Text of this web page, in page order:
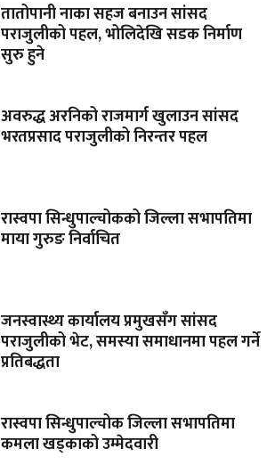
तातोपानी नाका सहज बनाउन सांसद
पराजुलीको पहल, भोलिदेखि सडक निर्माण
सुरु हुने
अवरुद्ध अरनिको राजमार्ग खुलाउन सांसद
भरतप्रसाद पराजुलीको निरन्तर पहल
रास्वपा सिन्धुपाल्चोकको जिल्ला सभापतिमा
माया गुरुङ निर्वाचित
जनस्वास्थ्य कार्यालय प्रमुखसँग सांसद
पराजुलीको भेट, समस्या समाधानमा पहल गर्ने
प्रतिबद्धता
रास्वपा सिन्धुपाल्चोक जिल्ला सभापतिमा
कमला खड्काको उम्मेदवारी